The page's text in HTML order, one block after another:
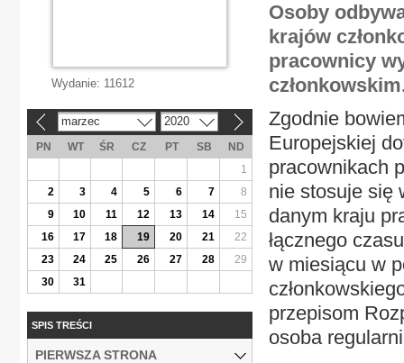
Osoby
krajów
pracownicy
Zgodnie
Europejskiej
pracownikach
nie stosuje się
danym kraju
łącznego
w miesiącu w
przepisom
osoba
Wydanie: 11612
marzec 2020
PN WT ŚR CZ PT SB
ND
1
2
3 4 5 6 7
8
9
10 11 12 13 14
15
16
17 18 19 20 21
22
23
24 25 26 27 28
29
30
31
SPIS TREŚCI
PIERWSZA STRONA